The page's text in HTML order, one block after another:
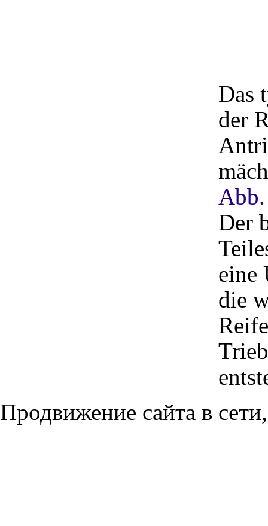
Das
der
Der
eine
die
Продвижение сайта в